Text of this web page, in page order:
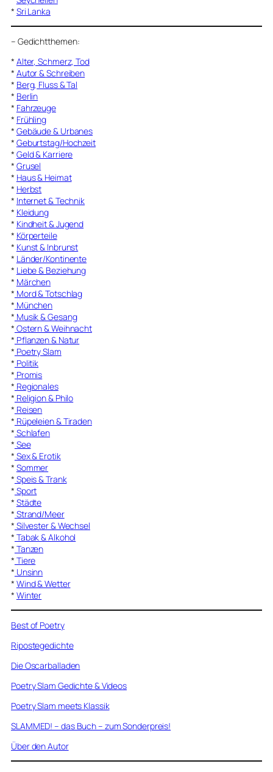
* Sri Lanka
– Gedichtthemen:
* Alter, Schmerz, Tod
* Autor & Schreiben
* Berg, Fluss & Tal
* Berlin
* Fahrzeuge
* Frühling
* Gebäude & Urbanes
* Geburtstag/Hochzeit
* Geld & Karriere
* Grusel
* Haus & Heimat
* Herbst
* Internet & Technik
* Kleidung
* Kindheit & Jugend
* Körperteile
* Kunst & Inbrunst
* Länder/Kontinente
* Liebe & Beziehung
* Märchen
* Mord & Totschlag
* München
* Musik & Gesang
* Ostern & Weihnacht
* Pflanzen & Natur
* Poetry Slam
* Politik
* Promis
* Regionales
* Religion & Philo
* Reisen
* Rüpeleien & Tiraden
* Schlafen
* See
* Sex & Erotik
* Sommer
* Speis & Trank
* Sport
* Städte
* Strand/Meer
* Silvester & Wechsel
* Tabak & Alkohol
* Tanzen
* Tiere
* Unsinn
* Wind & Wetter
* Winter
Best of Poetry
Ripostegedichte
Die Oscarballaden
Poetry Slam Gedichte & Videos
Poetry Slam meets Klassik
SLAMMED! – das Buch – zum Sonderpreis!
Über den Autor